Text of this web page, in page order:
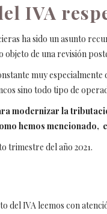
IVA
ha sido un asunto
objeto de una revisión
muy
sino todo tipo de
modernizar la
hemos
trimestre del año 2021.
del IVA leemos con